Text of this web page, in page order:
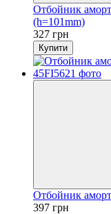
Отбойник
(h=101mm)
327 грн
Купити
Отбойник
397 грн